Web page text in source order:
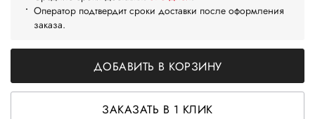
Оператор подтвердит сроки доставки после оформления
заказа.
ДОБАВИТЬ В КОРЗИНУ
ЗАКАЗАТЬ В 1 КЛИК